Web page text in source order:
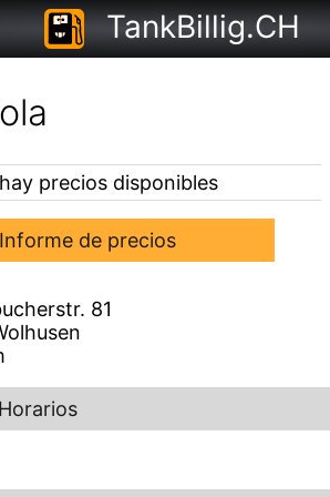
TankBillig.CH
precios disponibles
Informe de precios
81
Horarios